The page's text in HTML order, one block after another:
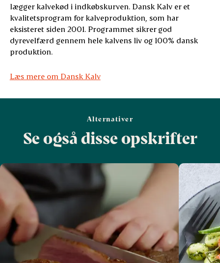
lægger kalvekød i indkøbskurven. Dansk Kalv er et
kvalitetsprogram for kalveproduktion, som har
eksisteret siden 2001. Programmet sikrer god
dyrevelfærd gennem hele kalvens liv og 100% dansk
produktion.
Læs mere om Dansk Kalv
Alternativer
Se også disse opskrifter